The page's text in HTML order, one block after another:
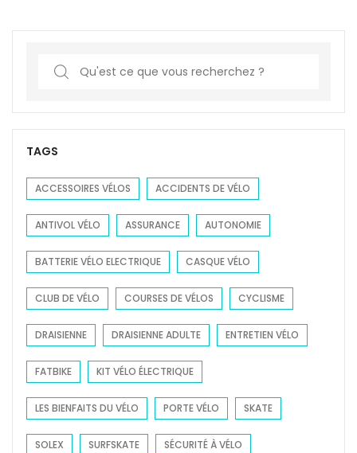
r
c
f
r
:
TAGS
ACCESSOIRES VÉLOS ACCIDENTS DE VÉLO
ANTIVOL VÉLO ASSURANCE AUTONOMIE
BATTERIE VÉLO ELECTRIQUE CASQUE VÉLO
CLUB DE VÉLO COURSES DE VÉLOS CYCLISME
DRAISIENNE DRAISIENNE ADULTE ENTRETIEN VÉLO
FATBIKE KIT VÉLO ÉLECTRIQUE
LES BIENFAITS DU VÉLO PORTE VÉLO SKATE
SOLEX SURFSKATE SÉCURITÉ À VÉLO